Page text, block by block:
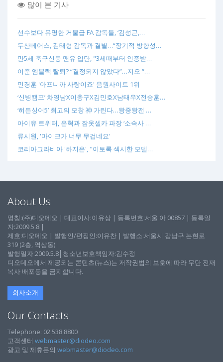
많이 본 기사
선수보다 유명한 거물급 FA 감독들, ‘김성근,…
두산베어스, 김태형 감독과 결별…“장기적 방향성…
만5세 축구신동 맨유 입단, "3세때부터 인증받…
이준 엠블랙 탈퇴? “결정되지 않았다”…지오 “…
민경훈 '아프니까 사랑이죠' 음원사이트 1위
‘신병캠프’ 차영남X이충구X김민호X남태우X전승훈…
‘히든싱어5’ 최고의 모창 神 가린다…왕중왕전 …
아이유 트위터, 은혁과 잠옷셀카 파장 ‘소속사 …
류시원, '마이크가 너무 무겁네요'
코리아그라비아 '하지은', "이토록 섹시한 모델…
About Us
명칭:(주)디오데오 | 대표이사:이유상 | 등록번호:서울 아 00857 | 등록일
자:2009.5.8 |
제호:디오데오 | 발행인/편집인:이유찬 | 발행소:서울시 강남구 논현로
319 (2층, 역삼동)│
발행일자:2009.5.8│청소년보호책임자:김수정
디오데오에서 제공되는 콘텐츠(뉴스)는 저작권법의 보호에 따라 무단 전재
복사 배포등을 금지합니다.
회사소개
Our Contacts
Telephone: 02 538 8800
고객센터 webmaster@diodeo.com
광고 및 제휴문의 webmaster@diodeo.com